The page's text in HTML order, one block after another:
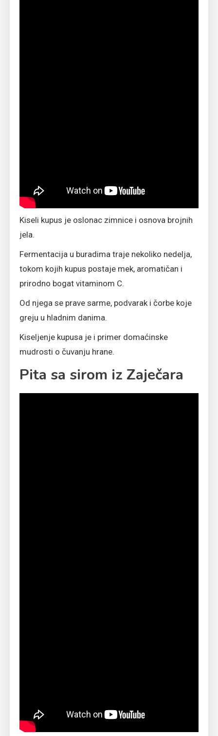
Kiseli kupus je oslonac zimnice i osnova brojnih
jela.
Fermentacija u buradima traje nekoliko nedelja,
tokom kojih kupus postaje mek, aromatičan i
prirodno bogat vitaminom C.
Od njega se prave sarme, podvarak i čorbe koje
greju u hladnim danima.
Kiseljenje kupusa je i primer domaćinske
mudrosti o čuvanju hrane.
Pita sa sirom iz Zaječara